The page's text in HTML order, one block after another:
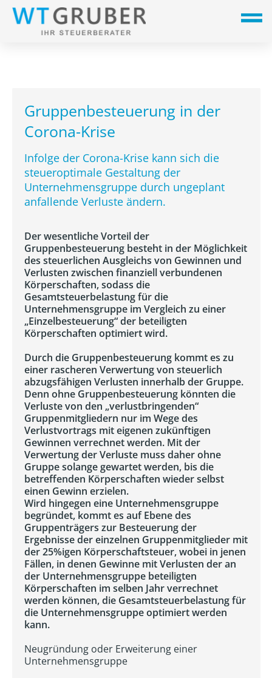
Gruppenbesteuerung in der
Corona-Krise
Infolge der Corona-Krise kann sich die
steueroptimale Gestaltung der
Unternehmensgruppe durch ungeplant
anfallende Verluste ändern.
Der wesentliche Vorteil der
Gruppenbesteuerung besteht in der Möglichkeit
des steuerlichen Ausgleichs von Gewinnen und
Verlusten zwischen finanziell verbundenen
Körperschaften, sodass die
Gesamtsteuerbelastung für die
Unternehmensgruppe im Vergleich zu einer
„Einzelbesteuerung“ der beteiligten
Körperschaften optimiert wird.
Durch die Gruppenbesteuerung kommt es zu
einer rascheren Verwertung von steuerlich
abzugsfähigen Verlusten innerhalb der Gruppe.
Denn ohne Gruppenbesteuerung könnten die
Verluste von den „verlustbringenden“
Gruppenmitgliedern nur im Wege des
Verlustvortrags mit eigenen zukünftigen
Gewinnen verrechnet werden. Mit der
Verwertung der Verluste muss daher ohne
Gruppe solange gewartet werden, bis die
betreffenden Körperschaften wieder selbst
einen Gewinn erzielen.
Wird hingegen eine Unternehmensgruppe
begründet, kommt es auf Ebene des
Gruppenträgers zur Besteuerung der
Ergebnisse der einzelnen Gruppenmitglieder mit
der 25%igen Körperschaftsteuer, wobei in jenen
Fällen, in denen Gewinne mit Verlusten der an
der Unternehmensgruppe beteiligten
Körperschaften im selben Jahr verrechnet
werden können, die Gesamtsteuerbelastung für
die Unternehmensgruppe optimiert werden
kann.
Neugründung oder Erweiterung einer
Unternehmensgruppe